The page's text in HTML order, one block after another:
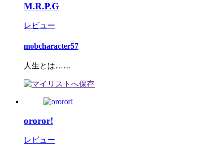
M.R.P.G
レビュー
mobcharacter57
人生とは……
ororor!
レビュー